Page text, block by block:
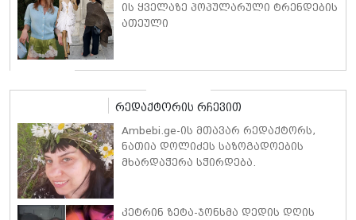
ის ყველაზე პოპულარული ტრენდების
ათეული
რედაქტორის რჩევით
Ambebi.ge-ის მთავარ რედაქტორს,
ნათია დოლიძეს საზოგადოების
მხარდაჭერა სჭირდება.
კეტრინ ზეტა-ჯონსმა დედის დღის